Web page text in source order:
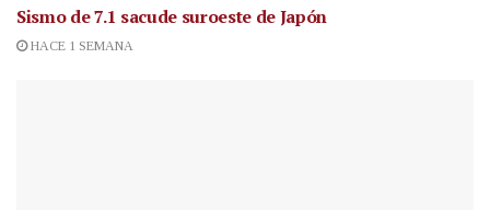
Sismo de 7.1 sacude suroeste de Japón
HACE 1 SEMANA